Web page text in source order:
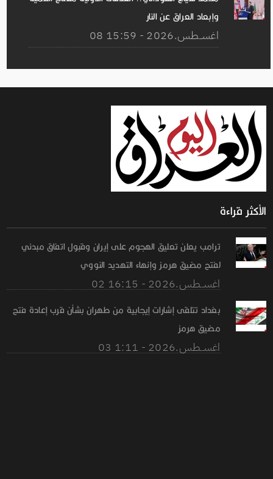
وإبعاد العراق عن النار
08 اغســطس.2026 - 15:59
الأكثر قراءة
ترامب يعلن تعليق الهجوم على إيران وقبول اتفاق مبدئي
لفتح مضيق هرمز وإنهاء التهديد النووي
02 اغســطس.2026 - 16:15
بغداد تتلقى إشارات إيجابية من طهران بشأن قرب إعادة فتح
مضيق هرمز
03 اغســطس.2026 - 1:11